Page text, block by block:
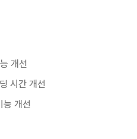
개선
시간 개선
개선